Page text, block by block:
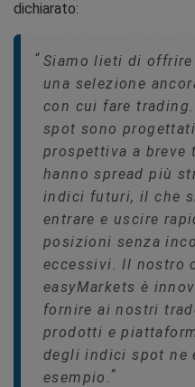
dichiarato:
Siamo lieti di
una selezione
con cui fare
spot sono
prospettiva a breve
hanno spread più
indici futuri, il che
entrare e uscire
posizioni senza
eccessivi. Il nostro
easyMarkets è
fornire ai nostri
prodotti e
degli indici spot ne
esempio.